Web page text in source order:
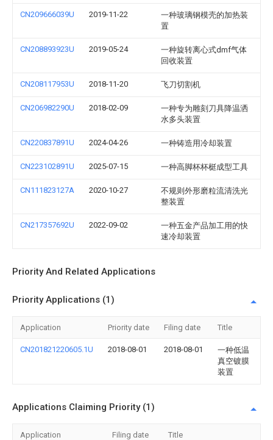
CN209666039U 2019-11-22
一种玻璃钢模壳的加热装
置
CN208893923U 2019-05-24
一种旋转离心式dmf气体
回收装置
CN208117953U 2018-11-20 飞刀切割机
CN206982290U 2018-02-09
一种专为雕刻刀具降温洒
水多头装置
CN220837891U 2024-04-26 一种铸造用冷却装置
CN223102891U 2025-07-15 一种高脚杯杯梃成型工具
CN111823127A 2020-10-27
不规则外形磨粒流清洗光
整装置
CN217357692U 2022-09-02
一种五金产品加工用的快
速冷却装置
Priority And Related Applications
Priority Applications (1)
Application Priority date Filing date Title
CN201821220605.1U 2018-08-01 2018-08-01
一种低温
真空镀膜
装置
Applications Claiming Priority (1)
Application Filing date Title